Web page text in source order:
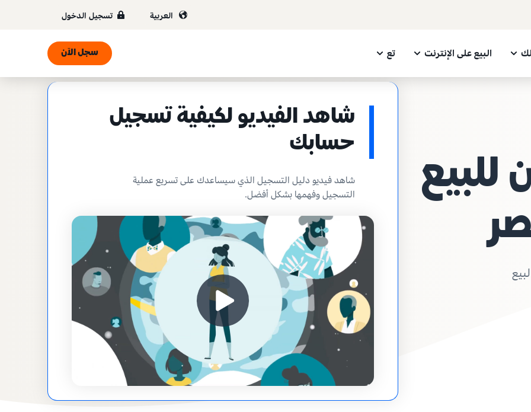
العربية تسجيل الدخول
البيع على الإنترنت تع سجل الآن
للبيع
شاهد الفيديو لكيفية تسجيل
حسابك
شاهد فيديو دليل التسجيل الذي سيساعدك على تسريع عملية
التسجيل وفهمها بشكل أفضل.